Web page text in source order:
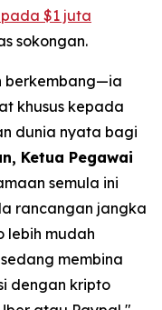
$1 juta
sokongan.
berkembang—ia
khusus kepada
dunia nyata bagi
Ketua Pegawai
semula ini
rancangan jangka
lebih mudah
membina
dengan kripto